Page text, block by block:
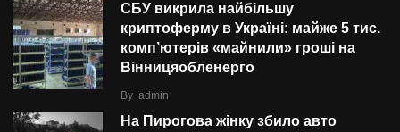
СБУ викрила найбільшу
криптоферму в Україні: майже 5 тис.
комп’ютерів «майнили» гроші на
Вінницяобленерго
By admin
На Пирогова жінку збило авто